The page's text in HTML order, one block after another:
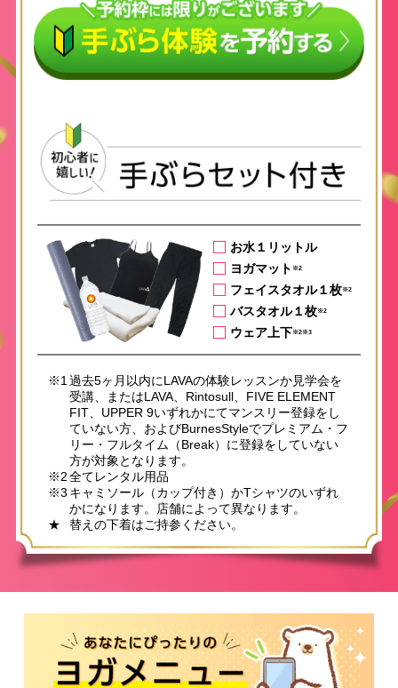
お水１リットル
ヨガマット ※2
フェイスタオル１枚※2
バスタオル１枚※2
ウェア上下※2※3
※1過去5ヶ月以内にLAVAの体験レッスンか見学会を
受講、またはLAVA、Rintosull、FIVE ELEMENT
FIT、UPPER 9いずれかにてマンスリー登録をし
ていない方、およびBurnesStyleでプレミアム・フ
リー・フルタイム（Break）に登録をしていない
方が対象となります。
※2全てレンタル用品
※3 キャミソール（カップ付き）かTシャツのいずれ
かになります。店舗によって異なります。
★
替えの下着はご持参ください。